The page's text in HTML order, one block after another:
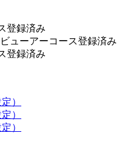
登録済み
ューアーコース登録済み
登録済み
）
）
）